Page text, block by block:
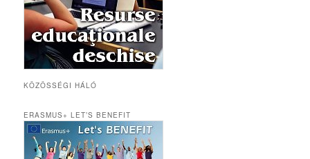
KÖZÖSSÉGI HÁLÓ
ERASMUS+ LET’S BENEFIT